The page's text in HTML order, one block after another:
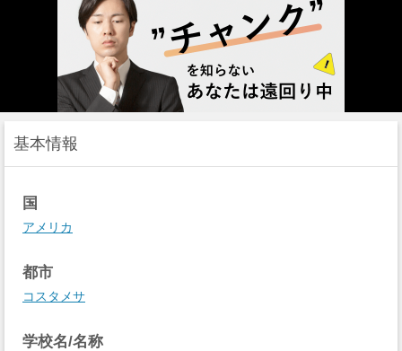
基本情報
国
アメリカ
都市
コスタメサ
学校名/名称